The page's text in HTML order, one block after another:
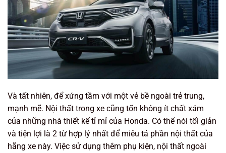
Và tất nhiên, để xứng tầm với một vẻ bề ngoài trẻ trung,
mạnh mẽ. Nội thất trong xe cũng tốn không ít chất xám
của những nhà thiết kế tỉ mỉ của Honda. Có thể nói tối giản
và tiện lợi là 2 từ hợp lý nhất để miêu tả phần nội thất của
hãng xe này. Việc sử dụng thêm phụ kiện, nội thất ngoài